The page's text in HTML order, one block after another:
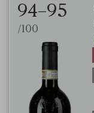
94–95
/100